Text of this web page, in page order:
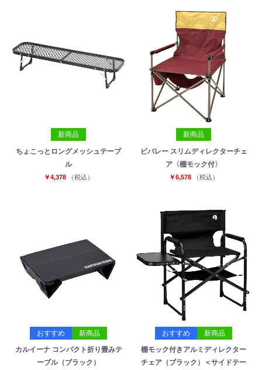
新商品
ちょこっとロングメッシュテーブ
ル
￥4,378 （税込）
新商品
ビバレー スリムディレクターチェ
ア〈棚モック付〉
￥6,578 （税込）
おすすめ 新商品
カルイーナ コンパクト折り畳みテ
ーブル（ブラック）
おすすめ 新商品
棚モック付きアルミディレクター
チェア（ブラック）＜サイドテー